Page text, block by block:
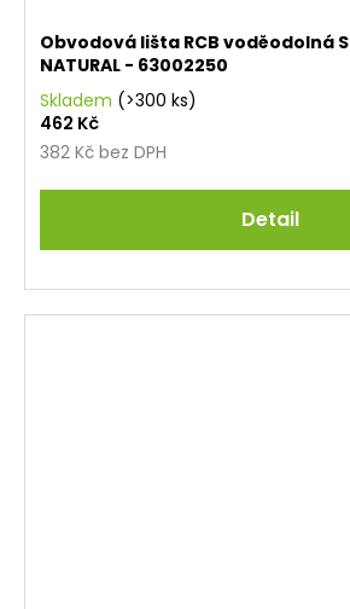
Obvodová lišta RCB voděodolná
NATURAL - 63002250
Skladem (>300 ks)
382 Kč bez DPH
462 Kč
Detail